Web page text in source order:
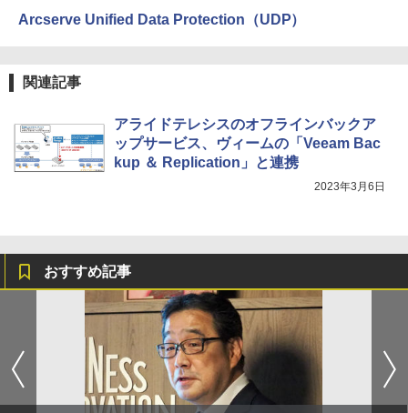
Arcserve Unified Data Protection（UDP）
関連記事
アライドテレシスのオフラインバックア
ップサービス、ヴィームの「Veeam Bac
kup ＆ Replication」と連携
2023年3月6日
おすすめ記事